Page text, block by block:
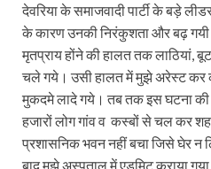
देवरिया के समाजवादी पार्टी के बड़े लीडर
के कारण उनकी निरंकुशता और बढ़
मृतप्राय होंने की हालत तक लाठियां,
चले गये। उसी हालत में मुझे अरेस्ट कर
मुकदमे लादे गये। तब तक इस घटना
हजारों लोग गांव व कस्बों से चल कर
प्रशासनिक भवन नहीं बचा जिसे घेर न
बाद मुझे अस्पताल में एडमिट कराया